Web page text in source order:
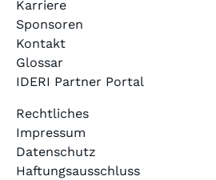
Karriere
Sponsoren
Kontakt
Glossar
IDERI Partner Portal
Rechtliches
Impressum
Datenschutz
Haftungsausschluss